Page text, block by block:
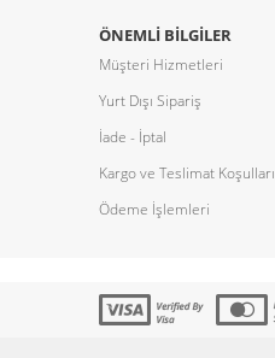
ÖNEMLI BILGILER
Müşteri Hizmetleri
Yurt Dışı Sipariş
İade - İptal
Kargo ve Teslimat Koşulları
Ödeme İşlemleri